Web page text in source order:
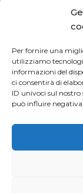
Per fornire una
utilizziamo
informazioni del
ci consentirà di
ID univoci sul nostro
può influire
ISCRIVITI
Rimani
newsletter
If